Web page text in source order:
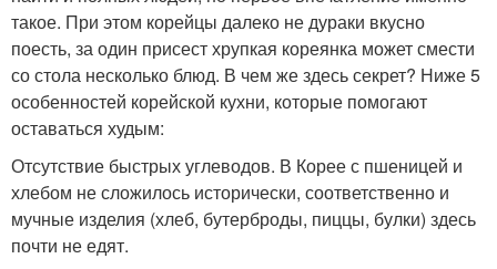
такое. При этом корейцы далеко не дураки вкусно
поесть, за один присест хрупкая кореянка может смести
со стола несколько блюд. В чем же здесь секрет? Ниже 5
особенностей корейской кухни, которые помогают
оставаться худым:
Отсутствие быстрых углеводов. В Корее с пшеницей и
хлебом не сложилось исторически, соответственно и
мучные изделия (хлеб, бутерброды, пиццы, булки) здесь
почти не едят.